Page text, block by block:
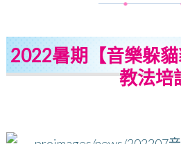
2022暑期【音樂躲
教法培